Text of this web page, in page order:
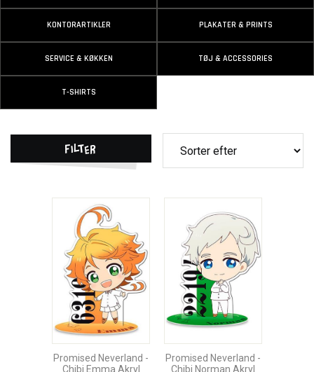
KONTORARTIKLER PLAKATER & PRINTS
SERVICE & KØKKEN TØJ & ACCESSORIES
T-SHIRTS
Filter
Promised Neverland -
Chibi Emma Akryl
Promised Neverland -
Chibi Norman Akryl